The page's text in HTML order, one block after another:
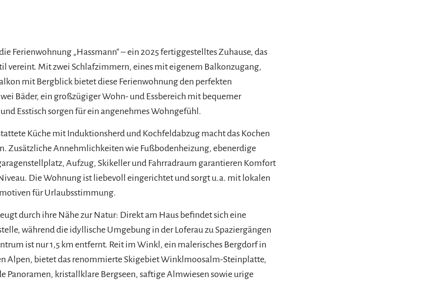
Ferienwohnung „Hassmann“ – ein 2025 fertiggestelltes Zuhause, das
vereint. Mit zwei Schlafzimmern, eines mit eigenem Balkonzugang,
mit Bergblick bietet diese Ferienwohnung den perfekten
Bäder, ein großzügiger Wohn- und Essbereich mit bequemer
Esstisch sorgen für ein angenehmes Wohngefühl.
Küche mit Induktionsherd und Kochfeldabzug macht das Kochen
Zusätzliche Annehmlichkeiten wie Fußbodenheizung, ebenerdige
Aufzug, Skikeller und Fahrradraum garantieren Komfort
Die Wohnung ist liebevoll eingerichtet und sorgt u.a. mit lokalen
für Urlaubsstimmung.
durch ihre Nähe zur Natur: Direkt am Haus befindet sich eine
während die idyllische Umgebung in der Loferau zu Spaziergängen
ist nur 1,5 km entfernt. Reit im Winkl, ein malerisches Bergdorf in
Alpen, bietet das renommierte Skigebiet Winklmoosalm-Steinplatte,
Panoramen, kristallklare Bergseen, saftige Almwiesen sowie urige